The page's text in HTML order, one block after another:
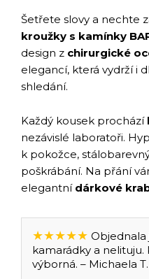
Šetřete slovy a nechte
kroužky s kamínky
design z chirurgické
elegancí, která vydrží i
shledání.
Každý kousek prochází
nezávislé laboratoři.
k pokožce,
poškrábání. Na přání
elegantní dárkové
★★★★★
kamarádky a nelituju.
výborná. – Michaela T.